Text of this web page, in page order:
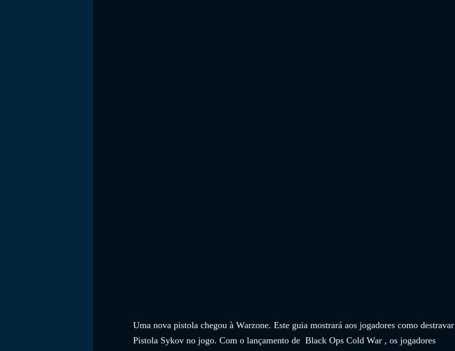
Uma nova pistola chegou à Warzone. Este guia mostrará aos jogadores como
Pistola Sykov no jogo. Com o lançamento de  Black Ops Cold War , os jogadores